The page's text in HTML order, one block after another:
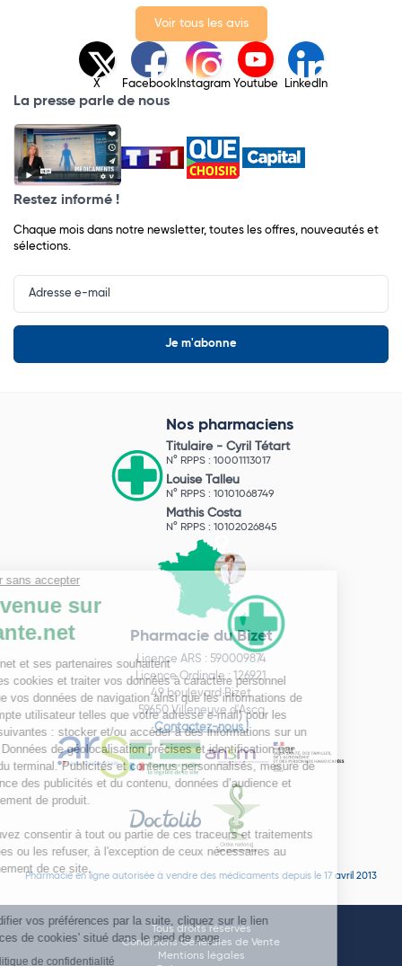
Voir tous les avis
X Facebook Instagram Youtube LinkedIn
La presse parle de nous
Restez informé !
Chaque mois dans notre newsletter, toutes les offres, nouveautés et
sélections.
Input
Newsletter
Nos pharmaciens
Titulaire - Cyril Tétart
N° RPPS : 10001113017
Louise Talleu
N° RPPS : 10101068749
Mathis Costa
N° RPPS : 10102026845
Pharmacie du Bizet
Licence ARS : 590009874
Licence Ordinale : 126921
49 boulevard Bizet
59650 Villeneuve d'Ascq
Contactez-nous !
Pharmacie en ligne autorisée à vendre des médicaments depuis le 17 avril 2013
Tous droits réservés
Conditions Générales de Vente
Mentions légales